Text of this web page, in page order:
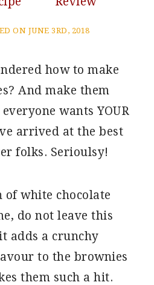
ON JUNE 3RD, 2018
how to make
And make them
wants YOUR
arrived at the best
folks. Serioulsy!
of white chocolate
do not leave this
adds a crunchy
to the brownies
them such a hit.